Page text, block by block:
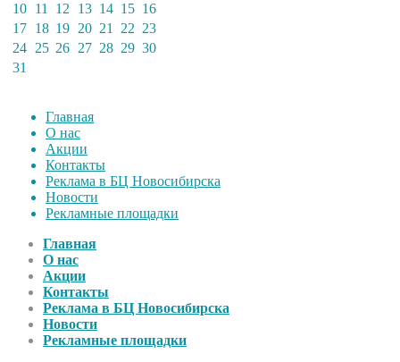
10 11 12 13 14 15 16
17 18 19 20 21 22 23
24 25 26 27 28 29 30
31
Главная
О нас
Акции
Контакты
Реклама в БЦ Новосибирска
Новости
Рекламные площадки
Главная
О нас
Акции
Контакты
Реклама в БЦ Новосибирска
Новости
Рекламные площадки